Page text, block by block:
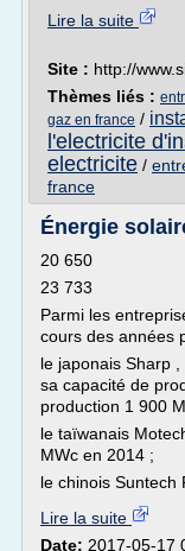
Lire la suite
Site : http://
Thèmes liés :
gaz en france /
l'electricite
electricite /
france
Énergie
20 650
23 733
Parmi les
cours des années
le japonais Sharp
sa capacité de
production 1 900
le taïwanais
MWc en 2014 ;
le chinois Suntech
Lire la suite
Date: 2017-05-17